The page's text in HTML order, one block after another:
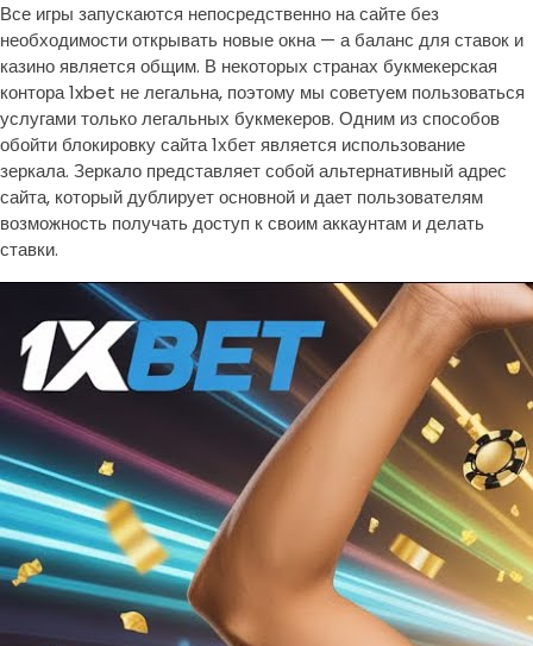
Все игры запускаются непосредственно на сайте без
необходимости открывать новые окна — а баланс для ставок и
казино является общим. В некоторых странах букмекерская
контора 1xbet не легальна, поэтому мы советуем пользоваться
услугами только легальных букмекеров. Одним из способов
обойти блокировку сайта 1хбет является использование
зеркала. Зеркало представляет собой альтернативный адрес
сайта, который дублирует основной и дает пользователям
возможность получать доступ к своим аккаунтам и делать
ставки.